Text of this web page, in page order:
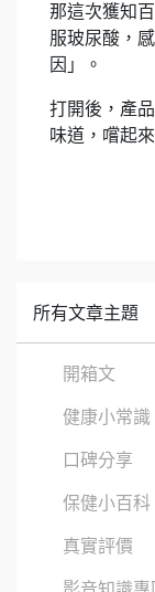
那這次獲知
服玻尿酸，
因」。
打開後，產
味道，嚐起
所有文章主題
開箱文
健康小常識
口碑分享
保健小百科
真實評價